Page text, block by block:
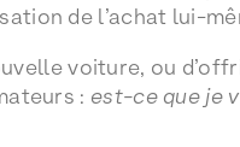
de l’achat lui-
voiture, ou
: est-ce que je